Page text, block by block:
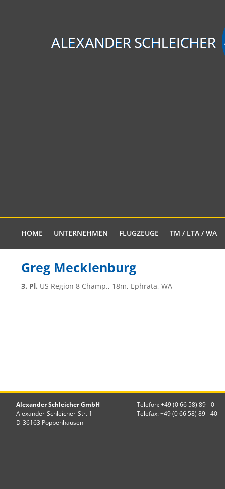
HOME UNTERNEHMEN FLUGZEUGE TM / LTA / WA
Greg Mecklenburg
3. Pl. US Region 8 Champ., 18m, Ephrata, WA
Alexander Schleicher GmbH
Alexander-Schleicher-Str. 1
D-36163 Poppenhausen
Telefon: +49 (0 66 58) 89 - 0
Telefax: +49 (0 66 58) 89 - 40